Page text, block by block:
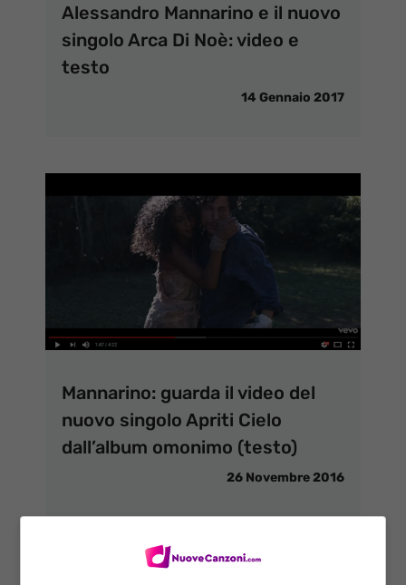
Alessandro Mannarino e il nuovo
singolo Arca Di Noè: video e
testo
14 Gennaio 2017
Mannarino: guarda il video del
nuovo singolo Apriti Cielo
dall’album omonimo (testo)
26 Novembre 2016